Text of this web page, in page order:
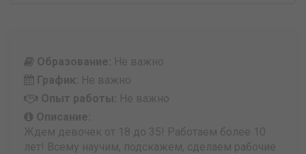
Образование: Не важно
График: Не важно
Опыт работы: Не важно
Описание:
Ждем девочек от 18 до 35! Работаем более 10
лет! Всему научим, подскажем, сделаем рабочие